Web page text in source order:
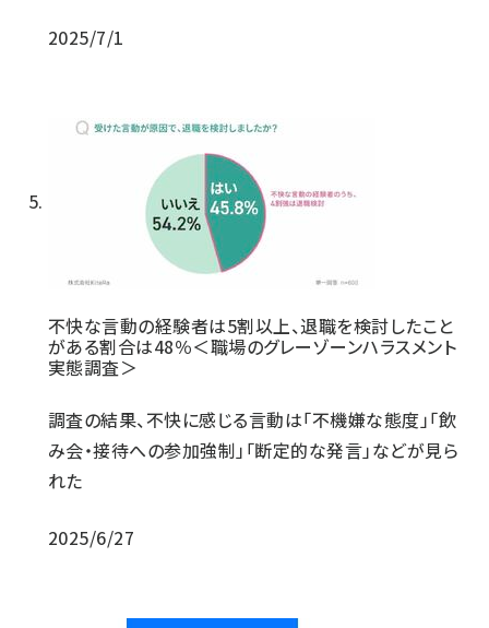
2025/7/1
不快な言動の経験者は5割以上、退職を検討したこと
がある割合は48％＜職場のグレーゾーンハラスメント
実態調査＞
調査の結果、不快に感じる言動は「不機嫌な態度」「飲
み会・接待への参加強制」「断定的な発言」などが見ら
れた
2025/6/27